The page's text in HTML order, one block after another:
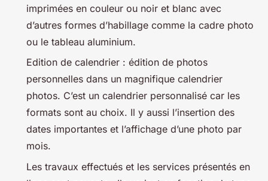
imprimées en couleur ou noir et blanc avec
d’autres formes d’habillage comme la cadre photo
ou le tableau aluminium.
Edition de calendrier : édition de photos
personnelles dans un magnifique calendrier
photos. C’est un calendrier personnalisé car les
formats sont au choix. Il y aussi l’insertion des
dates importantes et l’affichage d’une photo par
mois.
Les travaux effectués et les services présentés en